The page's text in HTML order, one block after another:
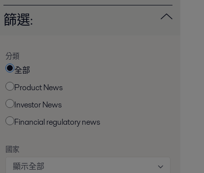
篩選:
分類
全部
Product News
Investor News
Financial regulatory news
國家
顯示全部